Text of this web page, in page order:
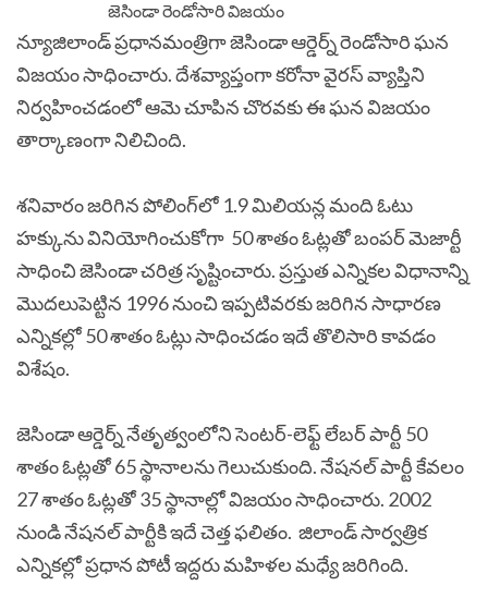
న్యూజిలాండ్ ప్రధానమంత్రిగా జెసిండా ఆర్డెర్న్ రెండోసారి ఘన
విజయం సాధించారు. దేశవ్యాప్తంగా కరోనా వైరస్ వ్యాప్తిని
నిర్వహించడంలో ఆమె చూపిన చొరవకు ఈ ఘన విజయం
తార్కాణంగా నిలిచింది.
శనివారం జరిగిన పోలింగ్‌లో 1.9 మిలియన్ల మంది ఓటు
హక్కును వినియోగించుకోగా 50 శాతం ఓట్లతో బంపర్‌ మెజార్టీ
సాధించి జెసిండా చరిత్ర సృష్టించారు. ప్రస్తుత ఎన్నికల విధానాన్ని
మొదలుపెట్టిన 1996 నుంచి ఇప్పటివరకు జరిగిన సాధారణ
ఎన్నికల్లో 50 శాతం ఓట్లు సాధించడం ఇదే తొలిసారి కావడం
విశేషం.
జెసిండా ఆర్డెర్న్ నేతృత్వంలోని సెంటర్-లెఫ్ట్ లేబర్ పార్టీ 50
శాతం ఓట్లతో 65 స్థానాలను గెలుచుకుంది. నేషనల్ పార్టీ కేవలం
27 శాతం ఓట్లతో 35 స్థానాల్లో విజయం సాధించారు. 2002
నుండి నేషనల్‌ పార్టీకి ఇదే చెత్త ఫలితం. జిలాండ్‌ సార్వత్రిక
ఎన్నికల్లో ప్రధాన పోటీ ఇద్దరు మహిళల మధ్యే జరిగింది.